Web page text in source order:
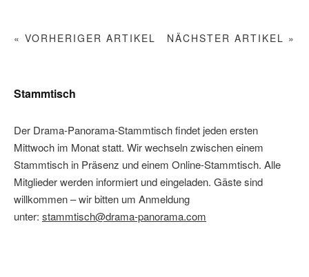
NÄCHSTER ARTIKEL »
« VORHERIGER ARTIKEL
Stammtisch
Der Drama-Panorama-Stammtisch findet jeden ersten
Mittwoch im Monat statt. Wir wechseln zwischen einem
Stammtisch in Präsenz und einem Online-Stammtisch. Alle
Mitglieder werden informiert und eingeladen. Gäste sind
willkommen – wir bitten um Anmeldung
unter: stammtisch@drama-panorama.com